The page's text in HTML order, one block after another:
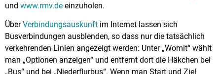
und www.rmv.de einzuholen.
ÜberVerbindungsauskunft im Internet lassen sich
Busverbindungen ausblenden, so dass nur die tatsächlich
verkehrenden Linien angezeigt werden: Unter „Womit“ wählt
man „Optionen anzeigen“ und entfernt dort die Häkchen bei
„Bus“ und bei „Niederflurbus“. Wenn man Start und Ziel